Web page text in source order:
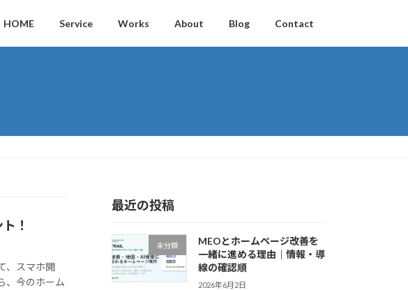
HOME Service Works About Blog Contact
！
、スマホ閲
、今のホーム
最近の投稿
未分類
MEOとホームページ改善を
一緒に進める理由｜情報・導
線の確認順
2026年6月2日